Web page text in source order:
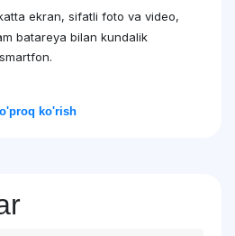
ekran, sifatli foto va video,
batareya bilan kundalik
ko'rish